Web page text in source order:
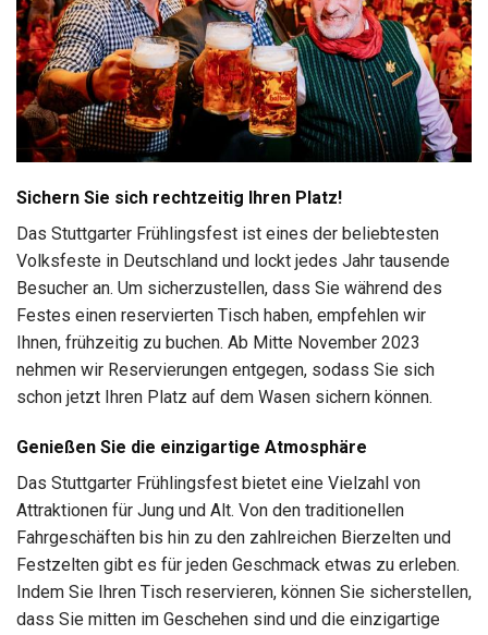
Sichern Sie sich rechtzeitig Ihren Platz!
Das Stuttgarter Frühlingsfest ist eines der beliebtesten
Volksfeste in Deutschland und lockt jedes Jahr tausende
Besucher an. Um sicherzustellen, dass Sie während des
Festes einen reservierten Tisch haben, empfehlen wir
Ihnen, frühzeitig zu buchen. Ab Mitte November 2023
nehmen wir Reservierungen entgegen, sodass Sie sich
schon jetzt Ihren Platz auf dem Wasen sichern können.
Genießen Sie die einzigartige Atmosphäre
Das Stuttgarter Frühlingsfest bietet eine Vielzahl von
Attraktionen für Jung und Alt. Von den traditionellen
Fahrgeschäften bis hin zu den zahlreichen Bierzelten und
Festzelten gibt es für jeden Geschmack etwas zu erleben.
Indem Sie Ihren Tisch reservieren, können Sie sicherstellen,
dass Sie mitten im Geschehen sind und die einzigartige